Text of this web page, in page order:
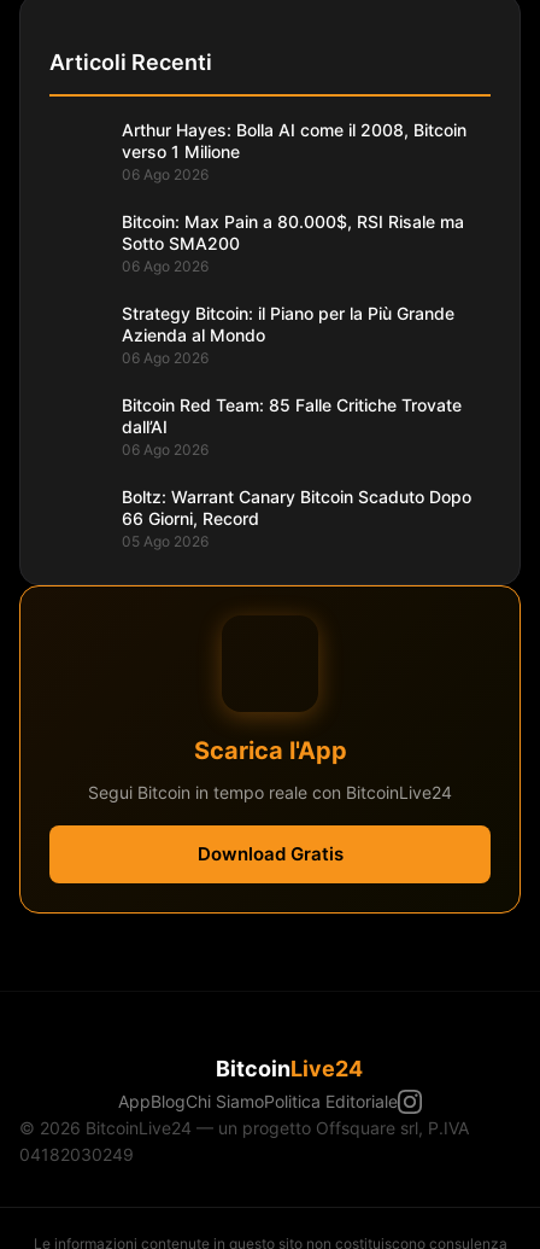
Articoli Recenti
Arthur Hayes: Bolla AI come il 2008, Bitcoin
verso 1 Milione
06 Ago 2026
Bitcoin: Max Pain a 80.000$, RSI Risale ma
Sotto SMA200
06 Ago 2026
Strategy Bitcoin: il Piano per la Più Grande
Azienda al Mondo
06 Ago 2026
Bitcoin Red Team: 85 Falle Critiche Trovate
dall’AI
06 Ago 2026
Boltz: Warrant Canary Bitcoin Scaduto Dopo
66 Giorni, Record
05 Ago 2026
Scarica l'App
Segui Bitcoin in tempo reale con BitcoinLive24
Download Gratis
BitcoinLive24
AppBlogChi SiamoPolitica Editoriale
© 2026 BitcoinLive24 — un progetto Offsquare srl, P.IVA
04182030249
Le informazioni contenute in questo sito non costituiscono consulenza